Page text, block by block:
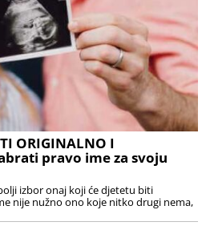
ORIGINALNO I
pravo ime za svoju
izbor onaj koji će djetetu biti
nije nužno ono koje nitko drugi nema,